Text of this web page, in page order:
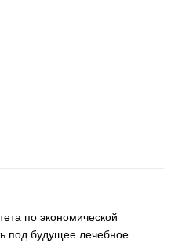
по экономической
под будущее лечебное